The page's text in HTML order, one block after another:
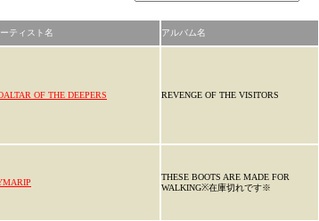
ティスト名 アルバム名
OF THE DEEPERS REVENGE OF THE VISITORS
THESE BOOTS ARE MADE FOR
WALKING※在庫切れです※